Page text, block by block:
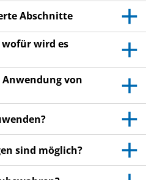
zur Herstellung
zur Herstellung
humaner
einer zusätzlichen
eine schnelle
über die
helfen, indem Sie jede
melden. Hinweise zur
Abschnitte
wofür wird es
Anwendung von
sind möglich?